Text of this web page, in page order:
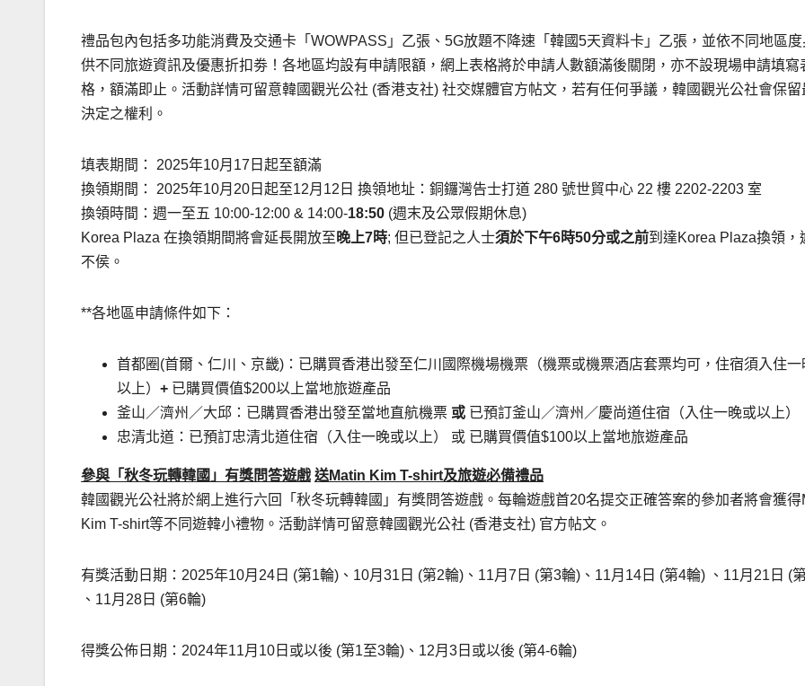
禮品包內包括多功能消費及交通卡「WOWPASS」乙張、5G放題不降速「韓國5天資料卡」乙張，並依不同地區度
供不同旅遊資訊及優惠折扣劵！各地區均設有申請限額，網上表格將於申請人數額滿後關閉，亦不設現場申請填寫
格，額滿即止。活動詳情可留意韓國觀光公社 (香港支社) 社交媒體官方帖文，若有任何爭議，韓國觀光公社會保留
決定之權利。
填表期間： 2025年10月17日起至額滿
換領期間： 2025年10月20日起至12月12日 換領地址：銅鑼灣告士打道 280 號世貿中心 22 樓 2202-2203 室
換領時間：週一至五 10:00-12:00 & 14:00-18:50 (週末及公眾假期休息)
Korea Plaza 在換領期間將會延長開放至 晚上7時; 但已登記之人士須於下午6時50分或之前到達Korea Plaza換領，
不侯。
**各地區申請條件如下：
首都圈(首爾、仁川、京畿)：已購買香港出發至仁川國際機場機票（機票或機票酒店套票均可，住宿須入住一
以上） + 已購買價值$200以上當地旅遊產品
釜山／濟州／大邱：已購買香港出發至當地直航機票 或 已預訂釜山／濟州／慶尚道住宿（入住一晚或以上）
忠清北道：已預訂忠清北道住宿（入住一晚或以上） 或 已購買價值$100以上當地旅遊產品
參與「秋冬玩轉韓國」有獎問答遊戲 送Matin Kim T-shirt及旅遊必備禮品
韓國觀光公社將於網上進行六回「秋冬玩轉韓國」有獎問答遊戲。每輪遊戲首20名提交正確答案的參加者將會獲得
Kim T-shirt等不同遊韓小禮物。活動詳情可留意韓國觀光公社 (香港支社) 官方帖文。
有獎活動日期：2025年10月24日 (第1輪)、10月31日 (第2輪)、11月7日 (第3輪)、11月14日 (第4輪) 、11月21日 (
、11月28日 (第6輪)
得獎公佈日期：2024年11月10日或以後 (第1至3輪)、12月3日或以後 (第4-6輪)